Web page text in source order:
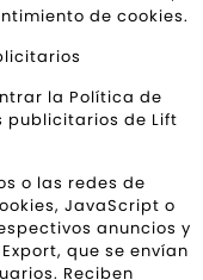
de cookies.
la Política de
publicitarios de Lift
o las redes de
JavaScript o
anuncios y
que se envían
Reciben